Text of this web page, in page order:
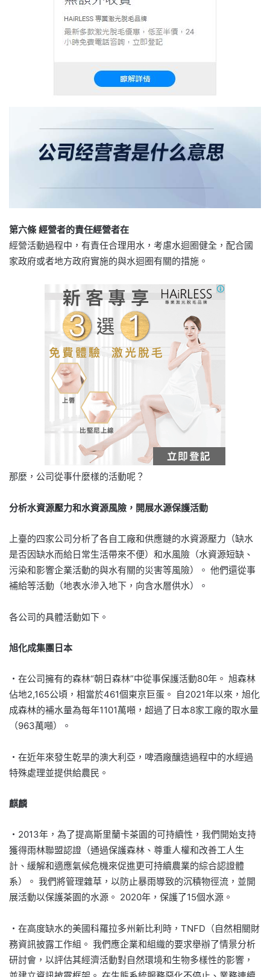
第六條 經營者的責任經營者在
經營活動過程中，有責任合理用水，考慮水迴圈健全，配合國
家政府或者地方政府實施的與水迴圈有關的措施。
那麼，公司從事什麼樣的活動呢？
分析水資源壓力和水資源風險，開展水源保護活動
上臺的四家公司分析了各自工廠和供應鏈的水資源壓力（缺水
是否因缺水而給日常生活帶來不便）和水風險（水資源短缺、
污染和影響企業活動的與水有關的災害等風險）。 他們還從事
補給等活動（地表水滲入地下，向含水層供水）。
各公司的具體活動如下。
旭化成集團日本
・在公司擁有的森林“朝日森林”中從事保護活動80年。 旭森林
佔地2,165公頃，相當於461個東京巨蛋。 自2021年以來，旭化
成森林的補水量為每年1101萬噸，超過了日本8家工廠的取水量
（963萬噸）。
・在近年來發生乾旱的澳大利亞，啤酒廠釀造過程中的水經過
特殊處理並提供給農民。
麒麟
・2013年，為了提高斯里蘭卡茶園的可持續性，我們開始支持
獲得雨林聯盟認證（通過保護森林、尊重人權和改善工人生
計、緩解和適應氣候危機來促進更可持續農業的綜合認證體
系）。 我們將管理雜草，以防止暴雨導致的沉積物徑流，並開
展活動以保護茶園的水源。 2020年，保護了15個水源。
・在高度缺水的美國科羅拉多州新比利時，TNFD（自然相關財
務資訊披露工作組。 我們應企業和組織的要求舉辦了情景分析
研討會，以評估其經濟活動對自然環境和生物多樣性的影響，